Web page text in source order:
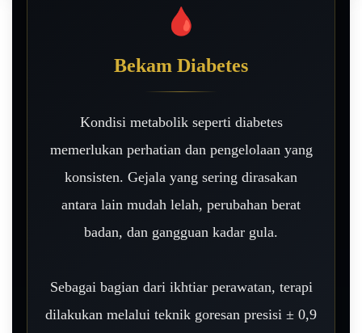
🩸
Bekam Diabetes
Kondisi metabolik seperti diabetes
memerlukan perhatian dan pengelolaan yang
konsisten. Gejala yang sering dirasakan
antara lain mudah lelah, perubahan berat
badan, dan gangguan kadar gula.
Sebagai bagian dari ikhtiar perawatan, terapi
dilakukan melalui teknik goresan presisi ± 0,9